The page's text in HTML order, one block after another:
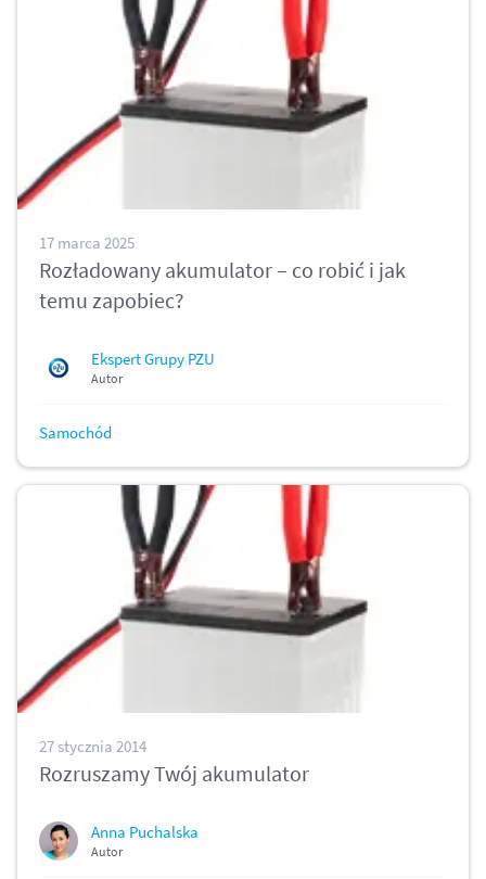
17 marca 2025
Rozładowany akumulator – co robić i jak
temu zapobiec?
Ekspert Grupy PZU
Autor
Samochód
27 stycznia 2014
Rozruszamy Twój akumulator
Anna Puchalska
Autor